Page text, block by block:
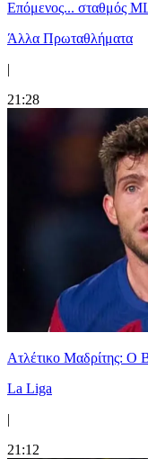
Επόμενος... σταθμός
Άλλα Πρωταθλήματα
|
21:28
Ατλέτικο Μαδρίτης: Ο
La Liga
|
21:12